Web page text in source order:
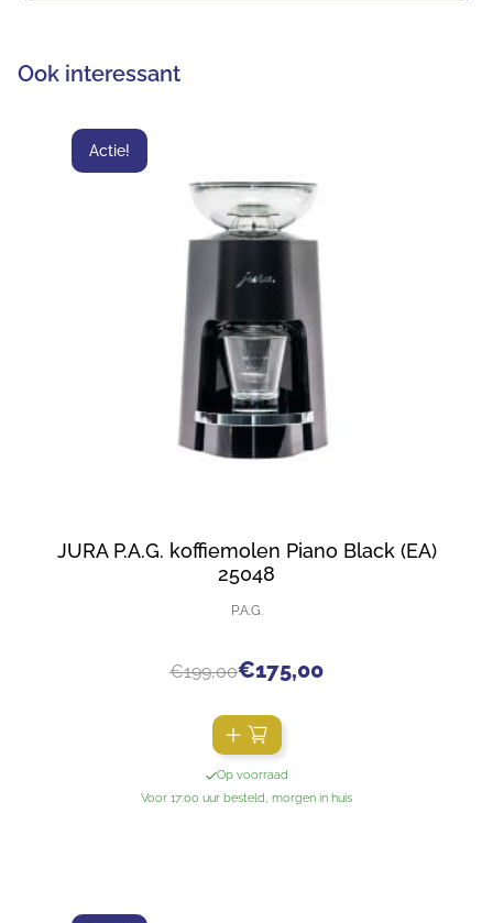
Ook interessant
Actie!
JURA P.A.G. koffiemolen Piano Black (EA)
25048
P.A.G.
€199,00€175,00
Op voorraad
Voor 17:00 uur besteld, morgen in huis